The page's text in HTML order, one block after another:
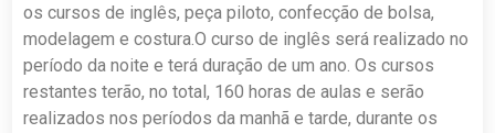
os cursos de inglês, peça piloto, confecção de bolsa,
modelagem e costura.O curso de inglês será realizado no
período da noite e terá duração de um ano. Os cursos
restantes terão, no total, 160 horas de aulas e serão
realizados nos períodos da manhã e tarde, durante os